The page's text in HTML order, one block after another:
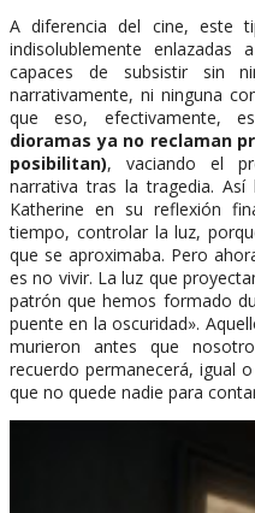
A diferencia del cine, este
indisolublemente
capaces de subsistir sin
narrativamente, ni ninguna
que eso, efectivamente,
dioramas ya no reclaman
posibilitan), vaciando el
narrativa tras la tragedia.
Katherine en su reflexión
tiempo, controlar la luz,
que se aproximaba. Pero
es no vivir. La luz que
patrón que hemos formado
puente en la oscuridad».
murieron antes que
recuerdo permanecerá, igual
que no quede nadie para